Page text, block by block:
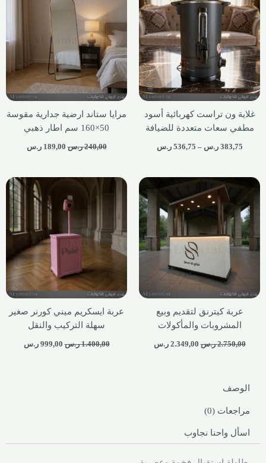
غلاية ون تراست كهربائية أسود
مطفي سعات متعددة للضيافة
383,75 ر.س –
536,75 ر.س
مرايا ستاند ارضية جدارية مقوسة
50×160 سم اطار ذهبي
240,00 ر.س 189,00 ر.س
عربة كيترنق لتقديم وبيع
المشروبات والمأكولات
2.750,00 ر.س 2.349,00 ر.س
عربة ايسكريم ميني كورنر صغير
سهلة التركيب والنقل
1.400,00 ر.س 999,00 ر.س
الوصف
مراجعات (0)
اسأل واحنا نجاوب